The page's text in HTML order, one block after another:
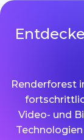
Renderforest
Video- und
Technologien